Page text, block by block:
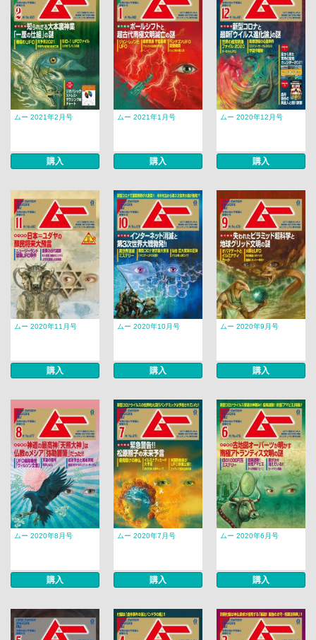
ムー 2021年2月号
購入
ムー 2021年1月号
購入
ムー 2020年12月号
購入
ムー 2020年11月号
購入
ムー 2020年10月号
購入
ムー 2020年9月号
購入
ムー 2020年8月号
購入
ムー 2020年7月号
購入
ムー 2020年6月号
購入